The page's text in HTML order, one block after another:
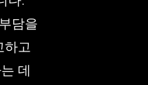
담을
하고
데